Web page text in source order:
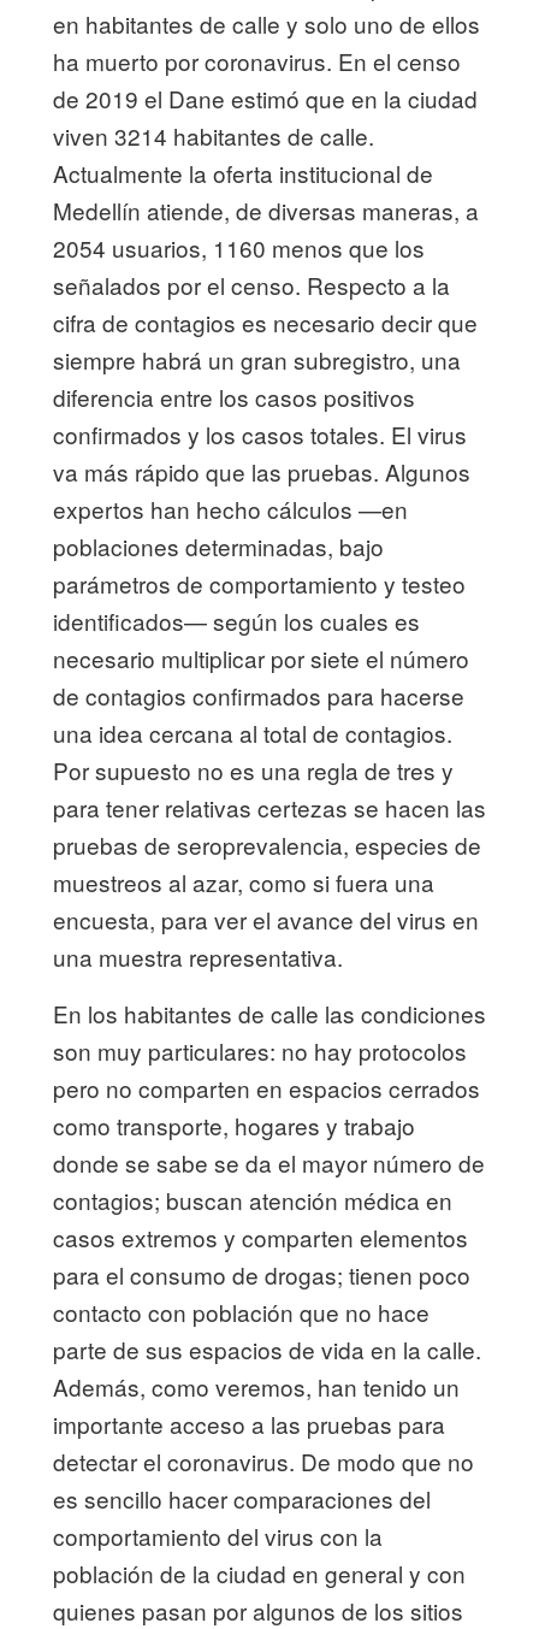
en habitantes de calle y solo uno de ellos
ha muerto por coronavirus. En el censo
de 2019 el Dane estimó que en la ciudad
viven 3214 habitantes de calle.
Actualmente la oferta institucional de
Medellín atiende, de diversas maneras, a
2054 usuarios, 1160 menos que los
señalados por el censo. Respecto a la
cifra de contagios es necesario decir que
siempre habrá un gran subregistro, una
diferencia entre los casos positivos
confirmados y los casos totales. El virus
va más rápido que las pruebas. Algunos
expertos han hecho cálculos —en
poblaciones determinadas, bajo
parámetros de comportamiento y testeo
identificados— según los cuales es
necesario multiplicar por siete el número
de contagios confirmados para hacerse
una idea cercana al total de contagios.
Por supuesto no es una regla de tres y
para tener relativas certezas se hacen las
pruebas de seroprevalencia, especies de
muestreos al azar, como si fuera una
encuesta, para ver el avance del virus en
una muestra representativa.
En los habitantes de calle las condiciones
son muy particulares: no hay protocolos
pero no comparten en espacios cerrados
como transporte, hogares y trabajo
donde se sabe se da el mayor número de
contagios; buscan atención médica en
casos extremos y comparten elementos
para el consumo de drogas; tienen poco
contacto con población que no hace
parte de sus espacios de vida en la calle.
Además, como veremos, han tenido un
importante acceso a las pruebas para
detectar el coronavirus. De modo que no
es sencillo hacer comparaciones del
comportamiento del virus con la
población de la ciudad en general y con
quienes pasan por algunos de los sitios